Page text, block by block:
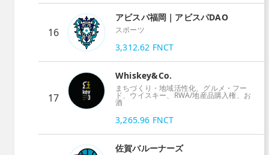
16
アビスパ福岡｜アビスパDAO
スポーツ
3,312.62 FNCT
17
Whiskey&Co.
まちづくり・地域活性化、グルメ・フー
ド、ウイスキー、RWA/地産品購入権、お
酒
3,265.96 FNCT
佐賀バルーナーズ